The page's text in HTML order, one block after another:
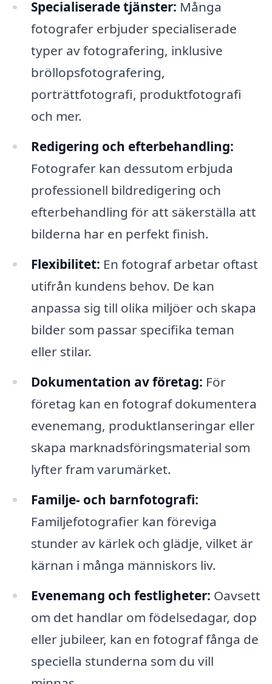
Specialiserade tjänster: Många
fotografer erbjuder specialiserade
typer av fotografering, inklusive
bröllopsfotografering,
porträttfotografi, produktfotografi
och mer.
Redigering och efterbehandling:
Fotografer kan dessutom erbjuda
professionell bildredigering och
efterbehandling för att säkerställa att
bilderna har en perfekt finish.
Flexibilitet: En fotograf arbetar oftast
utifrån kundens behov. De kan
anpassa sig till olika miljöer och skapa
bilder som passar specifika teman
eller stilar.
Dokumentation av företag: För
företag kan en fotograf dokumentera
evenemang, produktlanseringar eller
skapa marknadsföringsmaterial som
lyfter fram varumärket.
Familje- och barnfotografi:
Familjefotografier kan föreviga
stunder av kärlek och glädje, vilket är
kärnan i många människors liv.
Evenemang och festligheter: Oavsett
om det handlar om födelsedagar, dop
eller jubileer, kan en fotograf fånga de
speciella stunderna som du vill